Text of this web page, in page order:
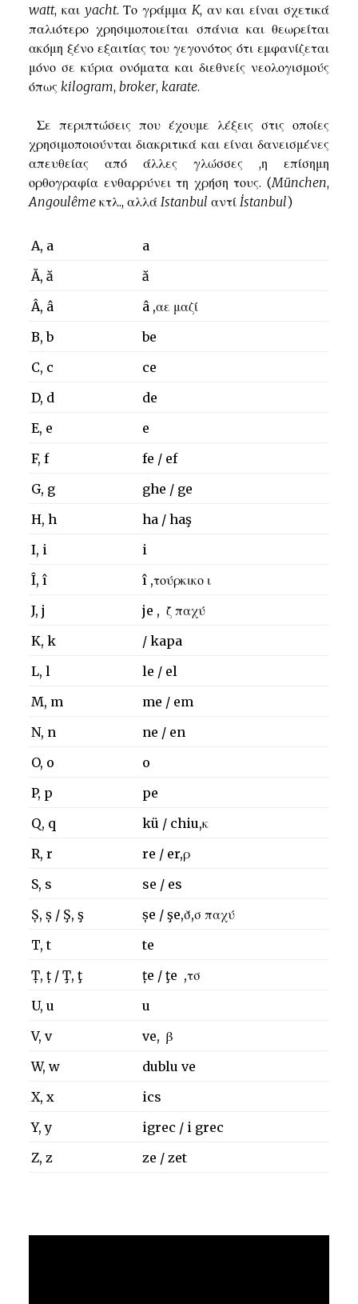
watt, και yacht. Το γράμμα K, αν και είναι σχετικά
παλιότερο χρησιμοποιείται σπάνια και θεωρείται
ακόμη ξένο εξαιτίας του γεγονότος ότι εμφανίζεται
μόνο σε κύρια ονόματα και διεθνείς νεολογισμούς
όπως kilogram, broker, karate.
Σε περιπτώσεις που έχουμε λέξεις στις οποίες
χρησιμοποιούνται διακριτικά και είναι δανεισμένες
απευθείας από άλλες γλώσσες ,η επίσημη
ορθογραφία ενθαρρύνει τη χρήση τους. (München,
Angoulême κτλ., αλλά Istanbul αντί İstanbul)
A, a
a
Ă, ă
ă
Â, â
â ,αε μαζί
B, b
be
C, c
ce
D, d
de
E, e
e
F, f
fe / ef
G, g
ghe / ge
H, h
ha / haş
I, i
i
Î, î
î ,τούρκικο ι
J, j
je , ζ̌ παχύ
K, k
/ kapa
L, l
le / el
M, m
me / em
N, n
ne / en
O, o
o
P, p
pe
Q, q
kü / chiu,κ
R, r
re / er,ρ
S, s
se / es
Ș, ș / Ş, ş
șe / şe,σ̌,σ παχύ
T, t
te
Ț, ț / Ţ, ţ
țe / ţe ,τσ
U, u
u
V, v
ve, β
W, w
dublu ve
X, x
ics
Y, y
igrec / i grec
Z, z
ze / zet